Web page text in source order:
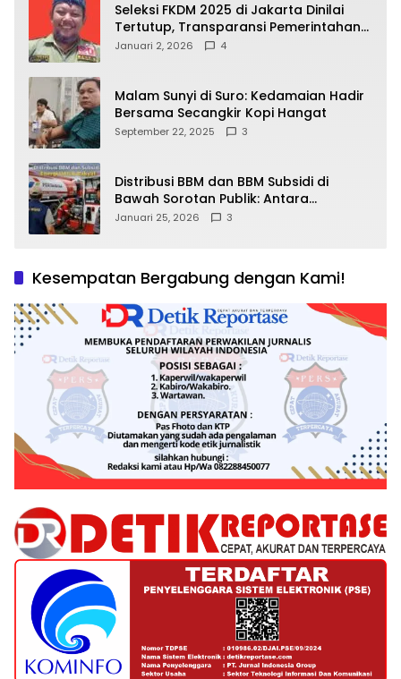
Seleksi FKDM 2025 di Jakarta Dinilai
Tertutup, Transparansi Pemerintahan
Pramono–Rano Dipertanyakan
Januari 2, 2026 4
Malam Sunyi di Suro: Kedamaian Hadir
Bersama Secangkir Kopi Hangat
September 22, 2025 3
Distribusi BBM dan BBM Subsidi di
Bawah Sorotan Publik: Antara
Kepentingan Negara, Hak Konsumen,
Januari 25, 2026 3
Kesempatan Bergabung dengan Kami!